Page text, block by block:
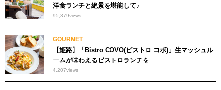
洋食ランチと絶景を堪能して♪
95,379views
GOURMET
【姫路】「Bistro COVO(ビストロ コボ)」生マッシュル
ームが味わえるビストロランチを
4,207views